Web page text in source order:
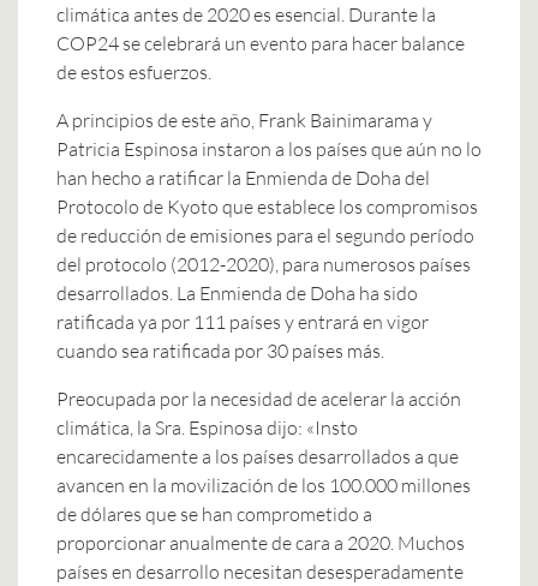
climática antes de 2020 es esencial. Durante la
COP24 se celebrará un evento para hacer balance
de estos esfuerzos.
A principios de este año, Frank Bainimarama y
Patricia Espinosa instaron a los países que aún no lo
han hecho a ratificar la Enmienda de Doha del
Protocolo de Kyoto que establece los compromisos
de reducción de emisiones para el segundo período
del protocolo (2012-2020), para numerosos países
desarrollados. La Enmienda de Doha ha sido
ratificada ya por 111 países y entrará en vigor
cuando sea ratificada por 30 países más.
Preocupada por la necesidad de acelerar la acción
climática, la Sra. Espinosa dijo: «Insto
encarecidamente a los países desarrollados a que
avancen en la movilización de los 100.000 millones
de dólares que se han comprometido a
proporcionar anualmente de cara a 2020. Muchos
países en desarrollo necesitan desesperadamente